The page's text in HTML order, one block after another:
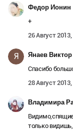
Федор Ионин
+
26 Август
Я Янаев Виктор
Спасибо
28 Август
Владимира
Видимо,спящие
только